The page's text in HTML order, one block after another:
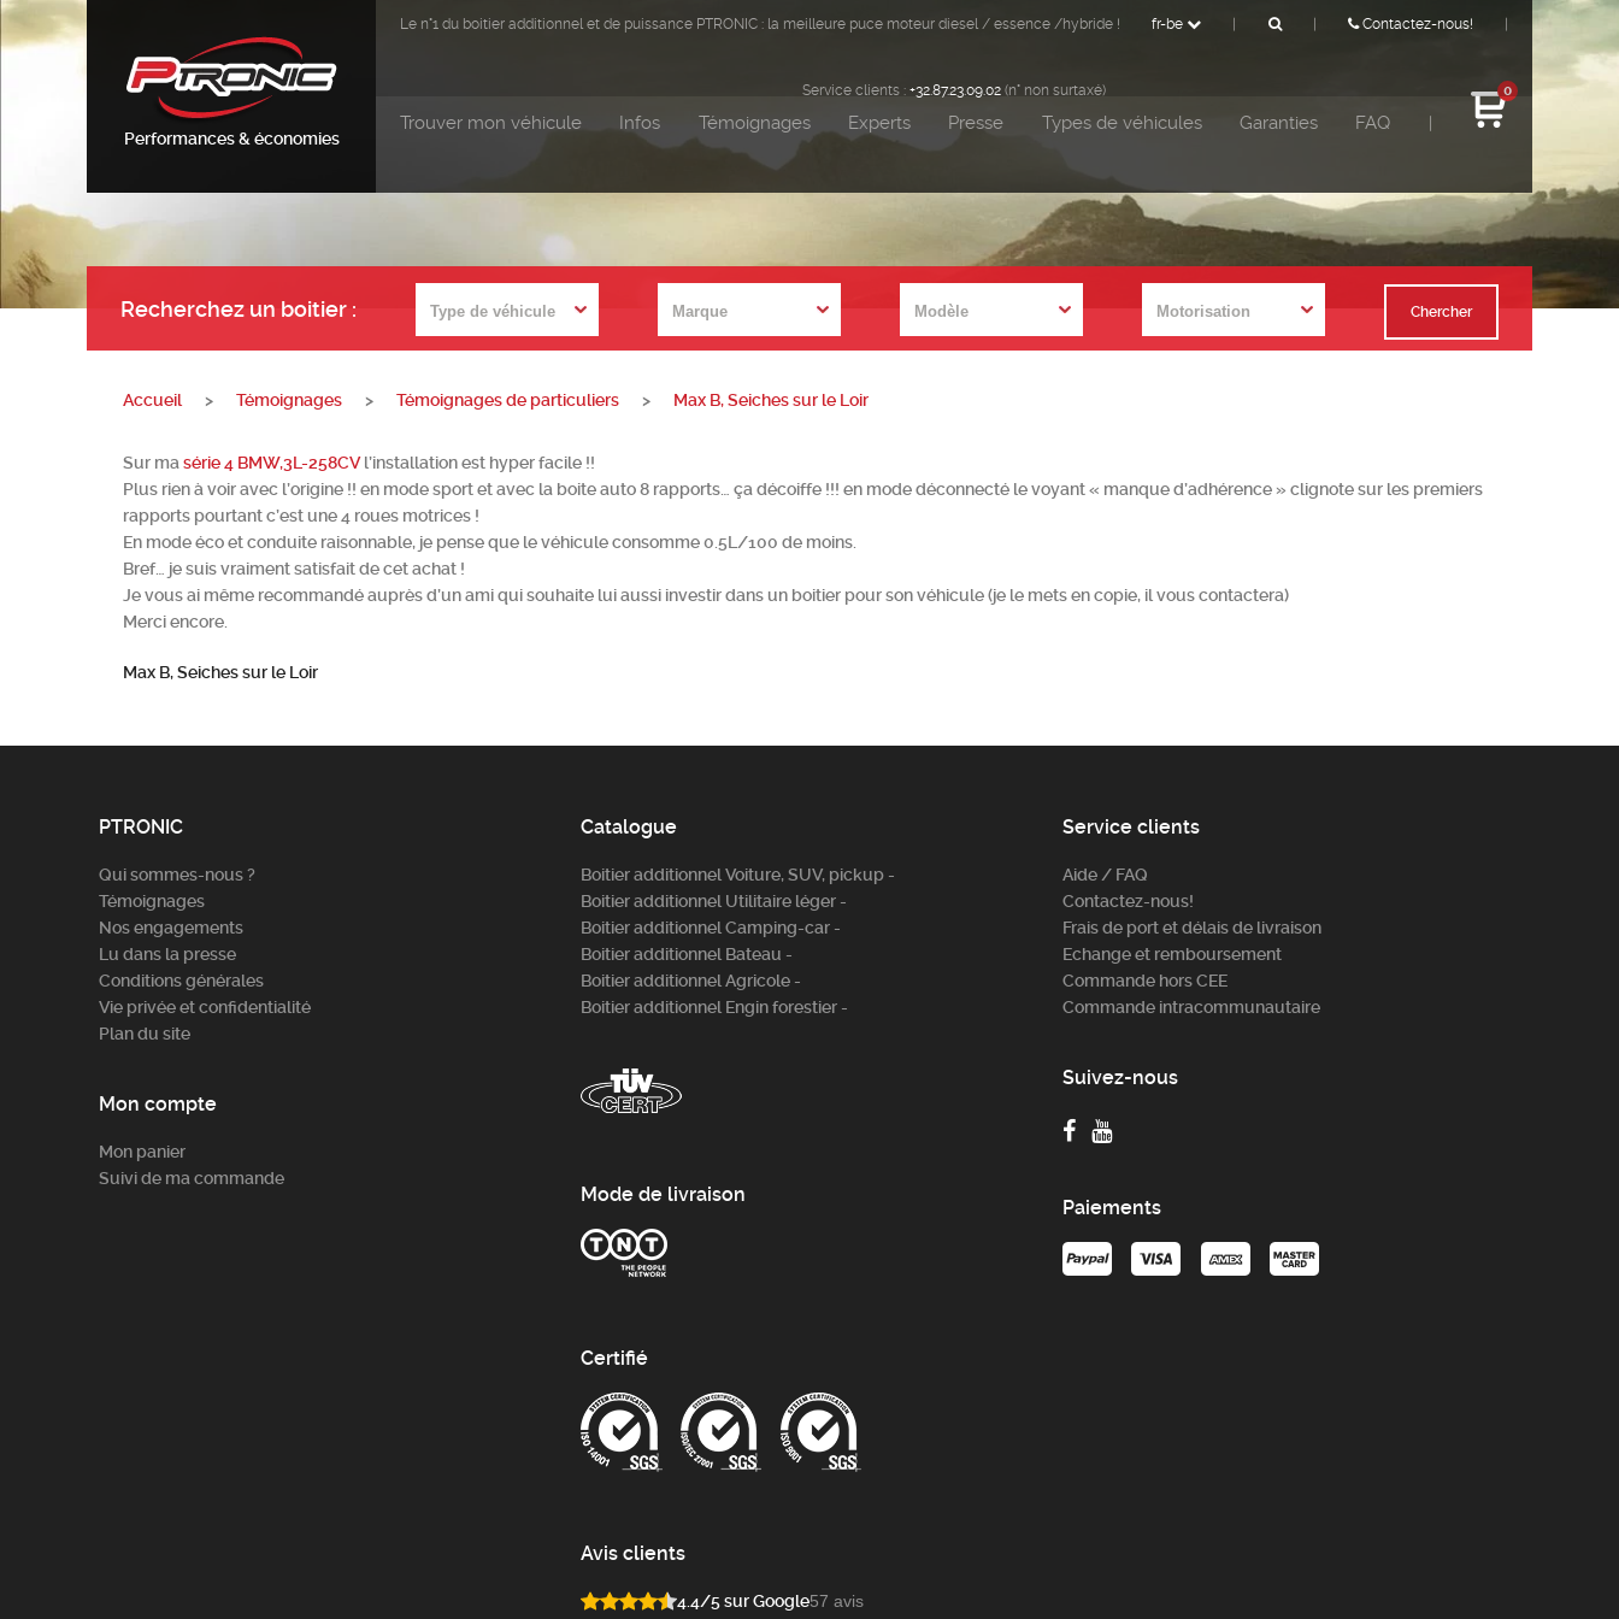
Performances & économies
Trouver mon véhicule Infos Témoignages Experts Presse Types de véhicules Garanties FAQ
0
Le n°1 du boitier additionnel et de puissance PTRONIC : la meilleure puce moteur diesel / essence /hybride ! fr-be Contactez-nous!
Service clients : +32.87.23.09.02 (n° non surtaxé)
Recherchez un boitier : Chercher
Accueil > Témoignages > Témoignages de particuliers > Max B, Seiches sur le Loir
Sur ma série 4 BMW,3L-258CVl’installation est hyper facile !!
Plus rien à voir avec l’origine !! en mode sport et avec la boite auto 8 rapports… ça décoiffe !!! en mode déconnecté le voyant « manque d’adhérence » clignote sur les premiers
rapports pourtant c’est une 4 roues motrices !
En mode éco et conduite raisonnable, je pense que le véhicule consomme 0.5L/100 de moins.
Bref… je suis vraiment satisfait de cet achat !
Je vous ai même recommandé auprès d’un ami qui souhaite lui aussi investir dans un boitier pour son véhicule (je le mets en copie, il vous contactera)
Merci encore.
Max B, Seiches sur le Loir
PTRONIC
Qui sommes-nous ?
Témoignages
Nos engagements
Lu dans la presse
Conditions générales
Vie privée et confidentialité
Plan du site
Mon compte
Mon panier
Suivi de ma commande
Catalogue
Boitier additionnel Voiture, SUV, pickup -
Boitier additionnel Utilitaire léger -
Boitier additionnel Camping-car -
Boitier additionnel Bateau -
Boitier additionnel Agricole -
Boitier additionnel Engin forestier -
Mode de livraison
Certifié
Avis clients
4.4/5 sur Google57 avis
Service clients
Aide / FAQ
Contactez-nous!
Frais de port et délais de livraison
Echange et remboursement
Commande hors CEE
Commande intracommunautaire
Suivez-nous
Paiements